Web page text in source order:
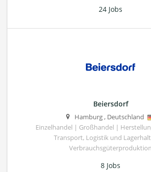
24 Jobs
Beiersdorf
Hamburg, Deutschland
Einzelhandel | Großhandel |
Transport, Logistik und
Verbrauchsgüterproduktion
8 Jobs